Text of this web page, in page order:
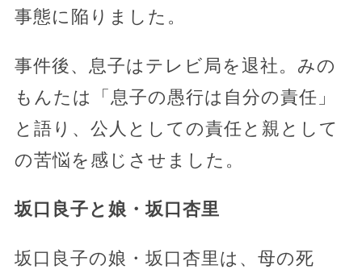
事態に陥りました。
事件後、息子はテレビ局を退社。みの
もんたは「息子の愚行は自分の責任」
と語り、公人としての責任と親として
の苦悩を感じさせました。
坂口良子と娘・坂口杏里
坂口良子の娘・坂口杏里は、母の死